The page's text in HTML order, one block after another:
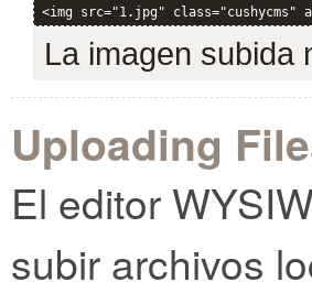
<img src="1.jpg" class="cushycms"
La imagen subida
Uploading
El editor
subir archivos